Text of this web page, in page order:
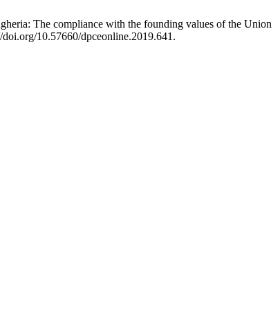
The compliance with the founding values of the Union
10.57660/dpceonline.2019.641.